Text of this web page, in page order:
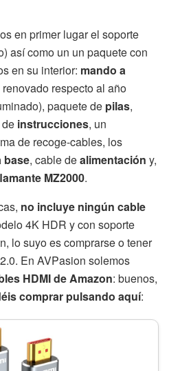
en primer lugar el soporte
así como un un paquete con
en su interior: mando a
respecto al año
paquete de pilas,
instrucciones, un
de recoge-cables, los
base, cable dealimentación y,
MZ2000.
no incluye ningún cable
4K HDR y con soporte
lo suyo es comprarse o tener
En AVPasion solemos
HDMI de Amazon: buenos,
comprar pulsando aquí: